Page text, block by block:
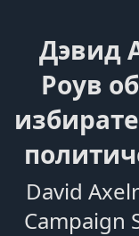
Дэвид
Роув
David
Campaign